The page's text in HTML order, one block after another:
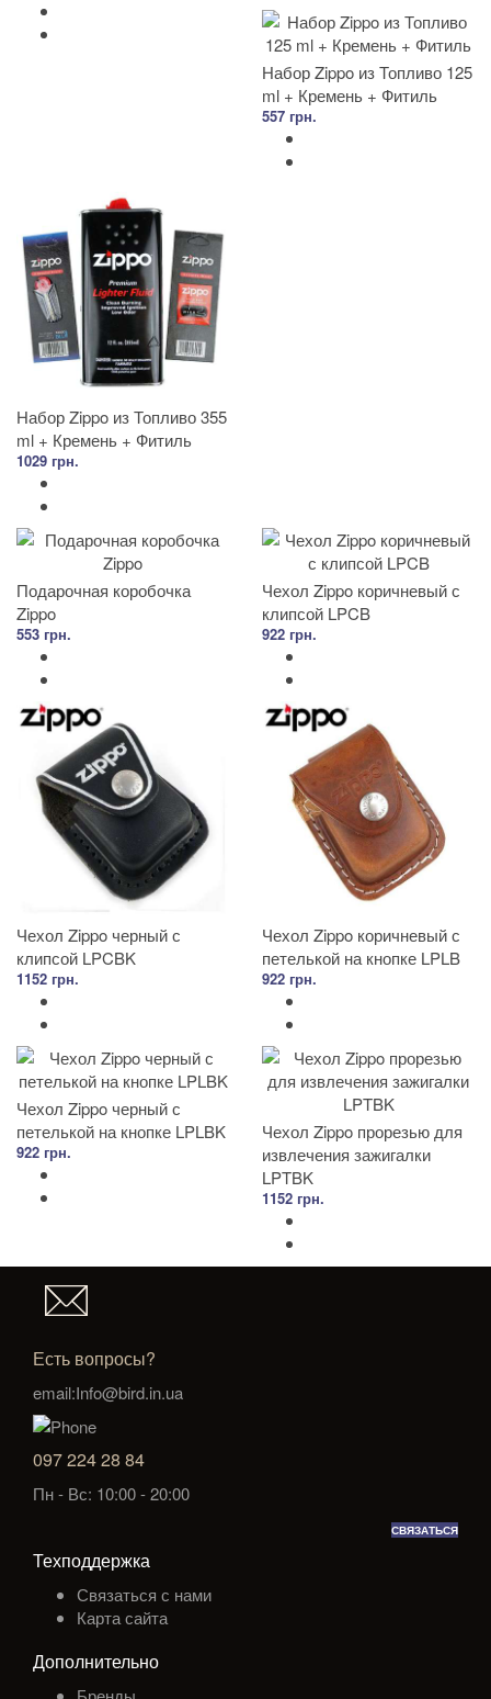
Набор Zippo из Топливо 125
ml + Кремень + Фитиль
557 грн.
Набор Zippo из Топливо 355
ml + Кремень + Фитиль
1029 грн.
Подарочная коробочка
Zippo
553 грн.
Чехол Zippo коричневый с
клипсой LPCB
922 грн.
Чехол Zippo черный с
клипсой LPCBK
1152 грн.
Чехол Zippo коричневый с
петелькой на кнопке LPLB
922 грн.
Чехол Zippo черный с
петелькой на кнопке LPLBK
922 грн.
Чехол Zippo прорезью для
извлечения зажигалки
LPTBK
1152 грн.
Есть вопросы?
email:Info@bird.in.ua
097 224 28 84
Пн - Вс: 10:00 - 20:00
СВЯЗАТЬСЯ
Техподдержка
Связаться с нами
Карта сайта
Дополнительно